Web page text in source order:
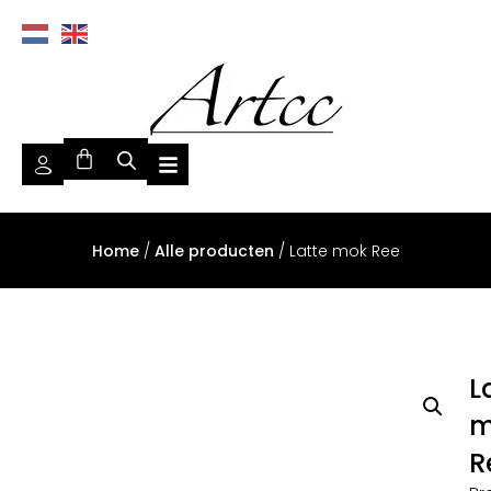
Home/ Alle producten / Latte mok Ree